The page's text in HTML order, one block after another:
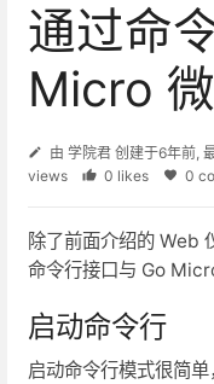
通过命
Micro
由 学院君 创建于6年前,
views
0 likes 0
除了前面介绍的 Web
命令行接口与 Go
启动命令行
启动命令行模式很简单